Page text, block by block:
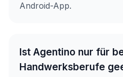
Android-App.
Ist Agentino nur für
Handwerksberufe